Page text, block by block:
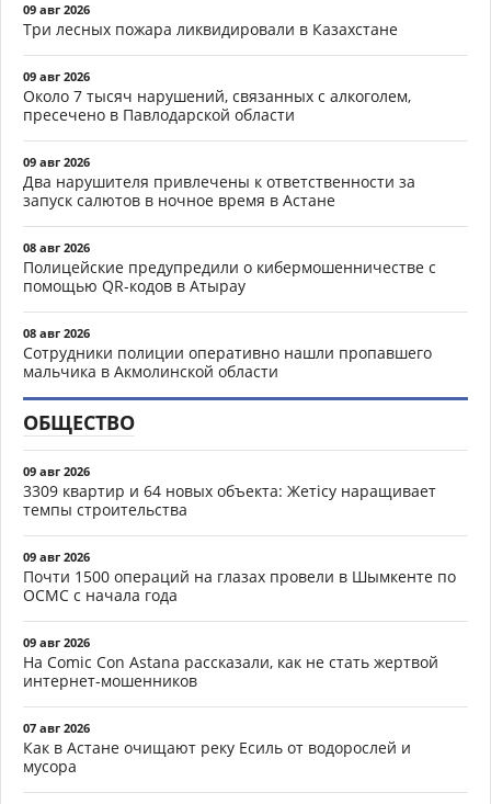
09 авг 2026
Три лесных пожара ликвидировали в Казахстане
09 авг 2026
Около 7 тысяч нарушений, связанных с алкоголем,
пресечено в Павлодарской области
09 авг 2026
Два нарушителя привлечены к ответственности за
запуск салютов в ночное время в Астане
08 авг 2026
Полицейские предупредили о кибермошенничестве с
помощью QR-кодов в Атырау
08 авг 2026
Сотрудники полиции оперативно нашли пропавшего
мальчика в Акмолинской области
ОБЩЕСТВО
09 авг 2026
3309 квартир и 64 новых объекта: Жетісу наращивает
темпы строительства
09 авг 2026
Почти 1500 операций на глазах провели в Шымкенте по
ОСМС с начала года
09 авг 2026
На Comic Con Astana рассказали, как не стать жертвой
интернет-мошенников
07 авг 2026
Как в Астане очищают реку Есиль от водорослей и
мусора